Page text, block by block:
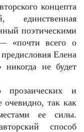
концепта
поэтическими
«почти всего о
Елена
не будет
прозаических и
очевидно, так как
ее силы.
способ